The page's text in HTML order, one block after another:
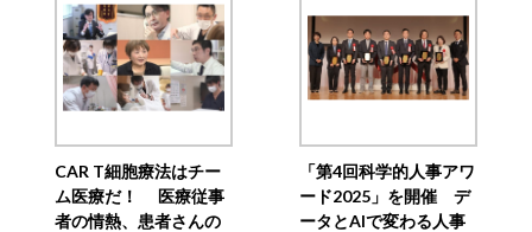
CAR T細胞療法はチー
ム医療だ！ 医療従事
者の情熱、患者さんの
「第4回科学的人事アワ
ード2025」を開催 デ
ータとAIで変わる人事